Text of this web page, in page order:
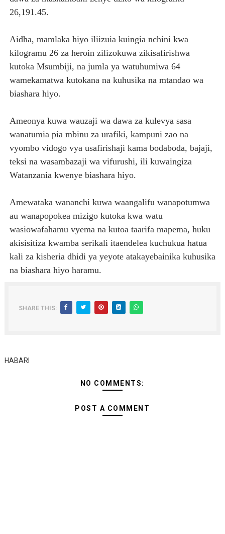
26,191.45.
Aidha, mamlaka hiyo iliizuia kuingia nchini kwa
kilogramu 26 za heroin zilizokuwa zikisafirishwa
kutoka Msumbiji, na jumla ya watuhumiwa 64
wamekamatwa kutokana na kuhusika na mtandao wa
biashara hiyo.
Ameonya kuwa wauzaji wa dawa za kulevya sasa
wanatumia pia mbinu za urafiki, kampuni zao na
vyombo vidogo vya usafirishaji kama bodaboda, bajaji,
teksi na wasambazaji wa vifurushi, ili kuwaingiza
Watanzania kwenye biashara hiyo.
Amewataka wananchi kuwa waangalifu wanapotumwa
au wanapopokea mizigo kutoka kwa watu
wasiowafahamu vyema na kutoa taarifa mapema, huku
akisisitiza kwamba serikali itaendelea kuchukua hatua
kali za kisheria dhidi ya yeyote atakayebainika kuhusika
na biashara hiyo haramu.
SHARE THIS:
HABARI
NO COMMENTS:
POST A COMMENT